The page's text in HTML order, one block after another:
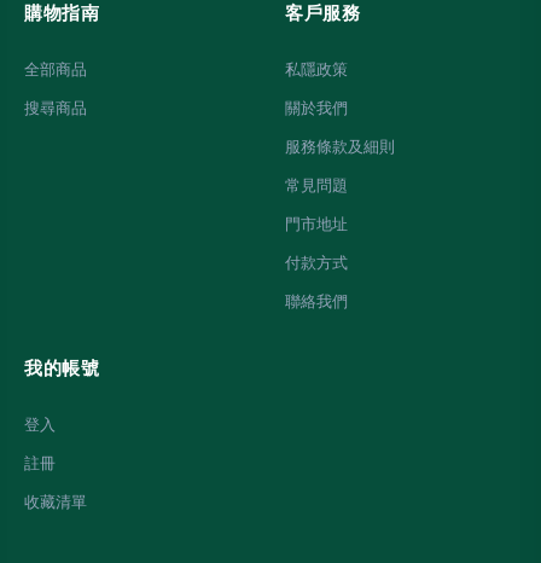
購物指南
全部商品
搜尋商品
客戶服務
私隱政策
關於我們
服務條款及細則
常見問題
門市地址
付款方式
聯絡我們
我的帳號
登入
註冊
收藏清單